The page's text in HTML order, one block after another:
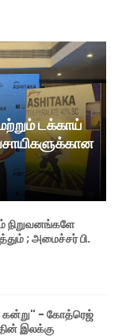
டக்காய்
நிறுவனங்களே
; அமைச்சர் பி.
கன்று" - கோத்ரெஜ்
இலக்கு